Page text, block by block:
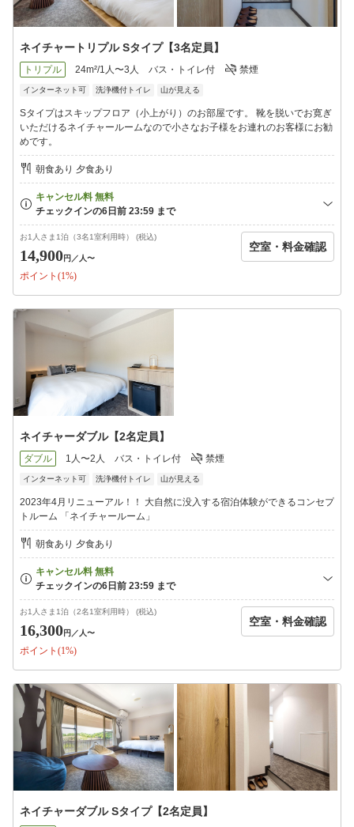
ネイチャートリプル Sタイプ【3名定員】
トリプル 24m²/1人〜3人 バス・トイレ付 禁煙
インターネット可 洗浄機付トイレ 山が見える
Sタイプはスキップフロア（小上がり）のお部屋です。 靴を脱いでお寛ぎ
いただけるネイチャールームなので小さなお子様をお連れのお客様にお勧
めです。
朝食あり 夕食あり
お1人さま1泊（3名1室利用時） (税込)
14,900円 ／人〜
ポイント(1%)
空室・料金確認
ネイチャーダブル【2名定員】
ダブル 1人〜2人 バス・トイレ付 禁煙
インターネット可 洗浄機付トイレ 山が見える
2023年4月リニューアル！！ 大自然に没入する宿泊体験ができるコンセプ
トルーム 「ネイチャールーム」
朝食あり 夕食あり
お1人さま1泊（2名1室利用時） (税込)
16,300円 ／人〜
ポイント(1%)
空室・料金確認
ネイチャーダブル Sタイプ【2名定員】